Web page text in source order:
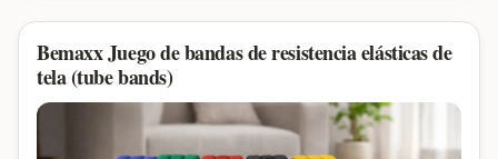
Bemaxx Juego de bandas de resistencia elásticas de
tela (tube bands)